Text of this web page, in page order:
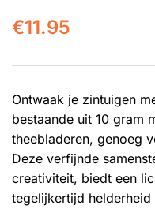
€11.95
Ontwaak je zintuigen
bestaande uit 10 gram
theebladeren, genoeg
Deze verfijnde
creativiteit, biedt een
tegelijkertijd